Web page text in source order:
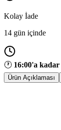
Kolay İade
14 gün içinde
🕐 16:00'a kadar
Ürün Açıklaması